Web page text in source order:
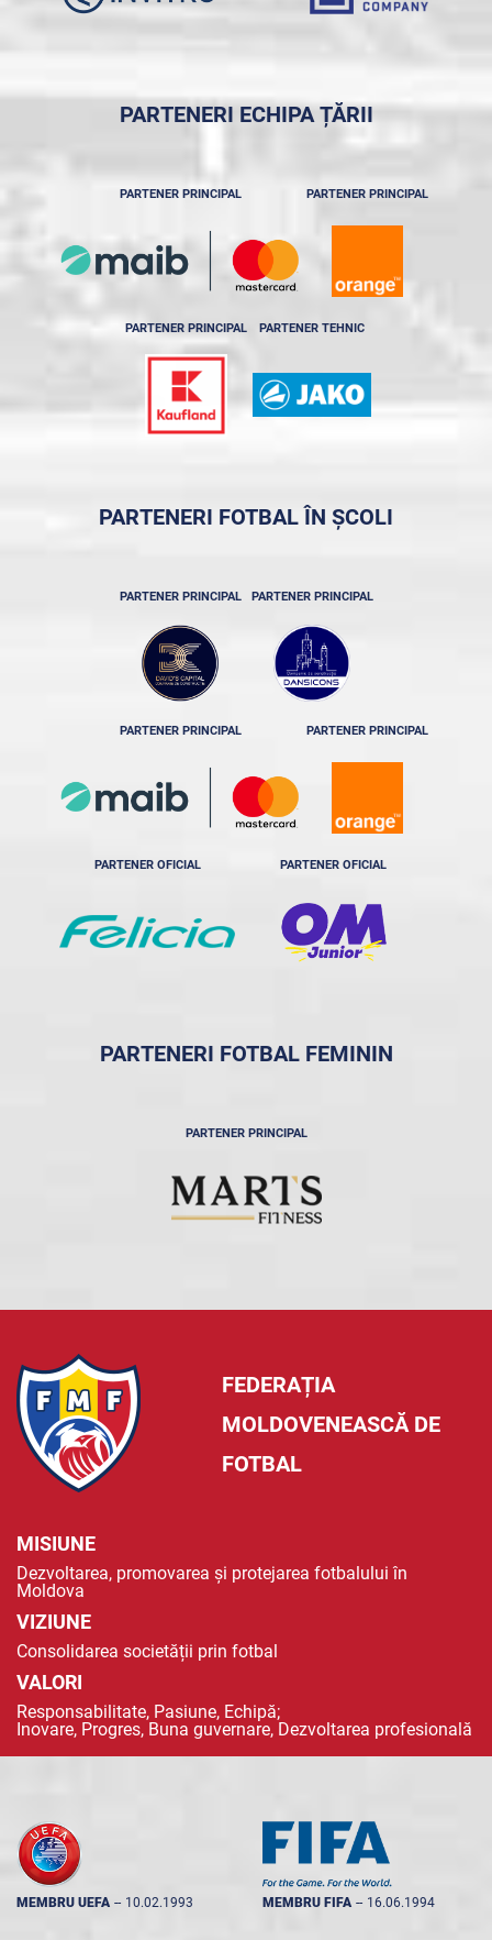
PARTENERI ECHIPA ȚĂRII
PARTENER PRINCIPAL PARTENER PRINCIPAL
PARTENER PRINCIPAL PARTENER TEHNIC
PARTENERI FOTBAL ÎN ȘCOLI
PARTENER PRINCIPAL PARTENER PRINCIPAL
PARTENER PRINCIPAL PARTENER PRINCIPAL
PARTENER OFICIAL PARTENER OFICIAL
PARTENERI FOTBAL FEMININ
PARTENER PRINCIPAL
FEDERAȚIA
MOLDOVENEASCĂ DE
FOTBAL
MISIUNE
Dezvoltarea, promovarea și protejarea fotbalului în
Moldova
VIZIUNE
Consolidarea societății prin fotbal
VALORI
Responsabilitate, Pasiune, Echipă;
Inovare, Progres, Buna guvernare, Dezvoltarea profesională
MEMBRU UEFA -- 10.02.1993 MEMBRU FIFA -- 16.06.1994